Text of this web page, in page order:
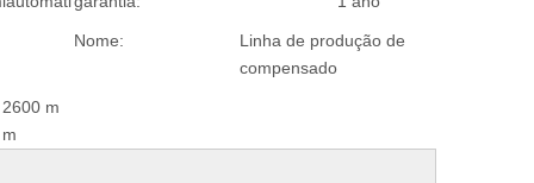
Nome:
Linha de produção de
compensado
2600 m
m